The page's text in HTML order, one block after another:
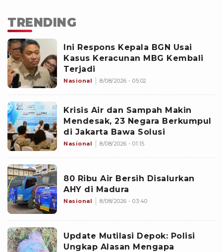
TRENDING
Ini Respons Kepala BGN Usai
Kasus Keracunan MBG Kembali
Terjadi
Nasional 8/08/2026 - 05:02
Krisis Air dan Sampah Makin
Mendesak, 23 Negara Berkumpul
di Jakarta Bawa Solusi
Nasional 8/08/2026 - 01:15
80 Ribu Air Bersih Disalurkan
AHY di Madura
Nasional 8/08/2026 - 03:40
Update Mutilasi Depok: Polisi
Ungkap Alasan Mengapa